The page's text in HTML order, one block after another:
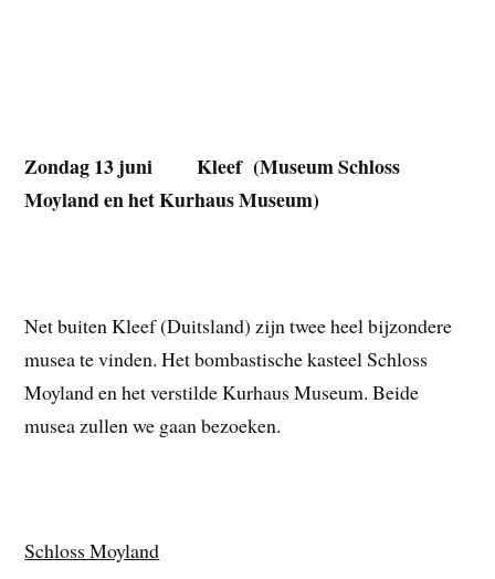
Zondag 13 juni Kleef (Museum Schloss
Moyland en het Kurhaus Museum)
Net buiten Kleef (Duitsland) zijn twee heel bijzondere
musea te vinden. Het bombastische kasteel Schloss
Moyland en het verstilde Kurhaus Museum. Beide
musea zullen we gaan bezoeken.
Schloss Moyland